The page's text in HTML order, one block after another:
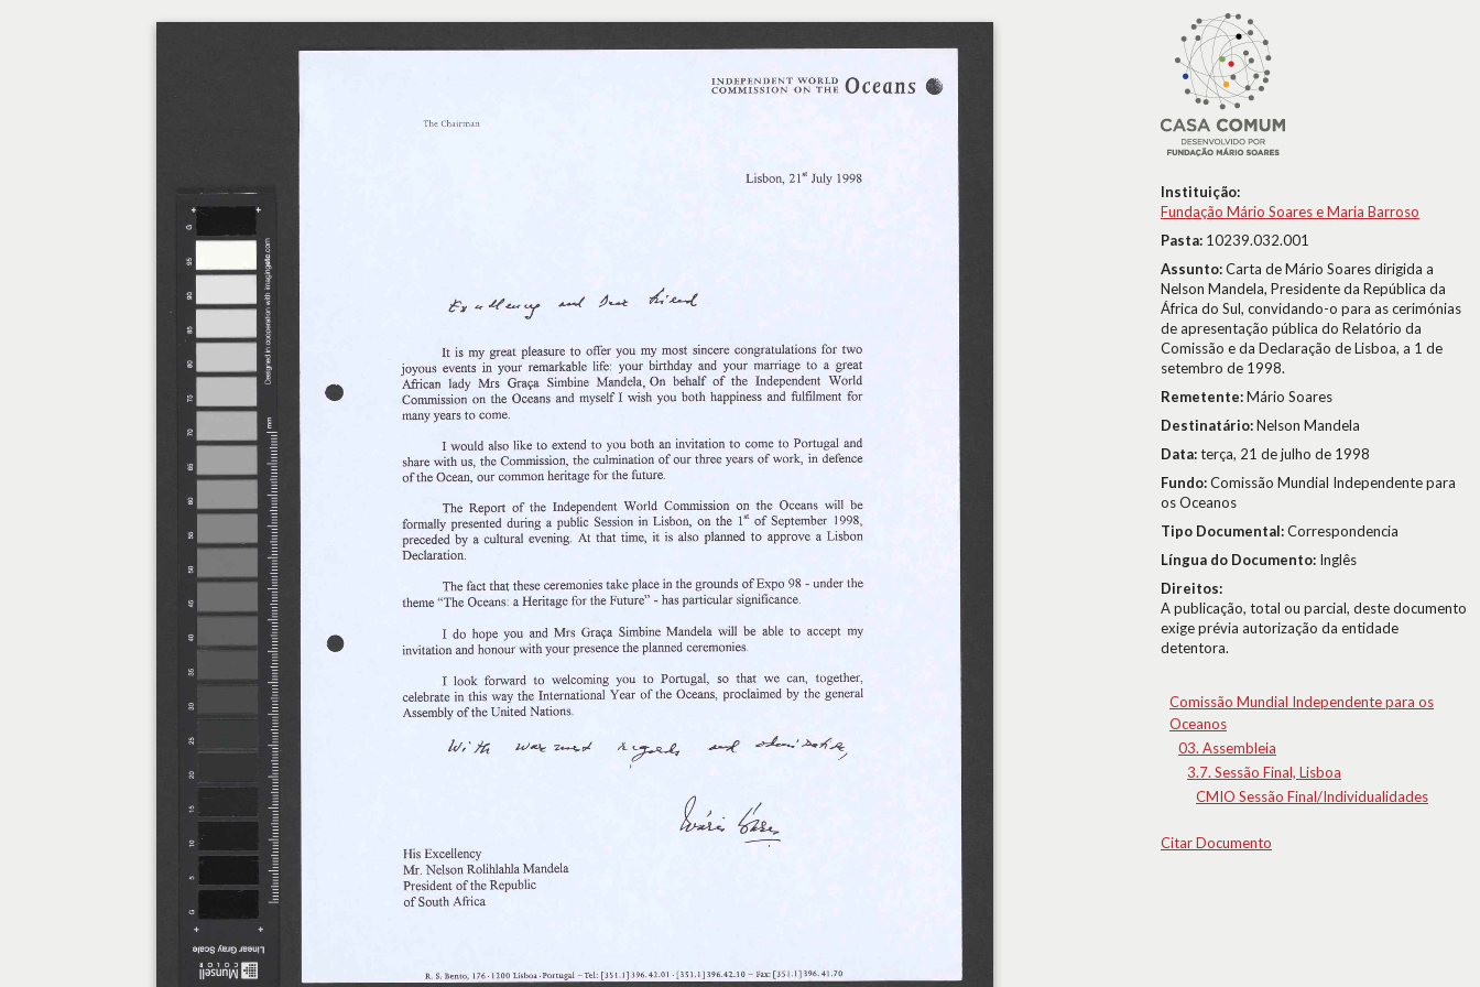
Instituição:
Fundação Mário Soares e Maria Barroso
Pasta: 10239.032.001
Assunto:Carta de Mário Soares dirigida a
Nelson Mandela, Presidente da República da
África do Sul, convidando-o para as cerimónias
de apresentação pública do Relatório da
Comissão e da Declaração de Lisboa, a 1 de
setembro de 1998.
Remetente:Mário Soares
Destinatário:Nelson Mandela
Data:terça, 21 de julho de 1998
Fundo:Comissão Mundial Independente para
os Oceanos
Tipo Documental:Correspondencia
Língua do Documento: Inglês
Direitos:
A publicação, total ou parcial, deste documento
exige prévia autorização da entidade
detentora.
Comissão Mundial Independente para os
Oceanos
03. Assembleia
3.7. Sessão Final, Lisboa
CMIO Sessão Final/Individualidades
Citar Documento